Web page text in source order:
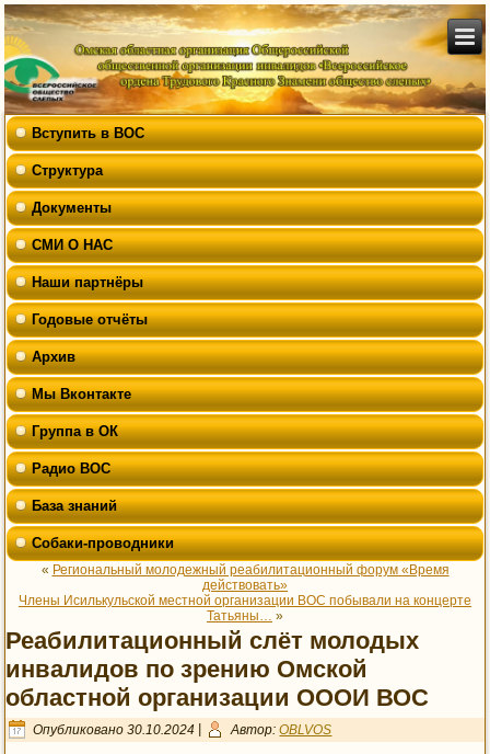
Вступить в ВОС
Структура
Документы
СМИ О НАС
Наши партнёры
Годовые отчёты
Архив
Мы Вконтакте
Группа в ОК
Радио ВОС
База знаний
Собаки-проводники
« Региональный молодежный реабилитационный форум «Время
действовать»
Члены Исилькульской местной организации ВОС побывали на концерте
Татьяны… »
Реабилитационный слёт молодых
инвалидов по зрению Омской
областной организации ОООИ ВОС
Опубликовано 30.10.2024 Автор: OBLVOS